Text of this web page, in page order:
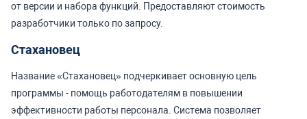
от версии и набора функций. Предоставляют стоимость
разработчики только по запросу.
Стахановец
Название «Стахановец» подчеркивает основную цель
программы - помощь работодателям в повышении
эффективности работы персонала. Система позволяет